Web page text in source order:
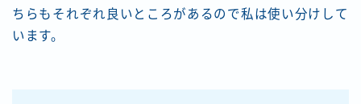
ちらもそれぞれ良いところがあるので私は使い分けして
います。